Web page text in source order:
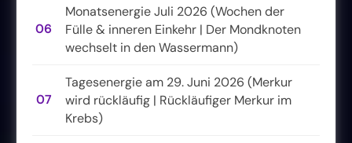
06
Monatsenergie Juli 2026 (Wochen der
Fülle & inneren Einkehr | Der Mondknoten
wechselt in den Wassermann)
07
Tagesenergie am 29. Juni 2026 (Merkur
wird rückläufig | Rückläufiger Merkur im
Krebs)